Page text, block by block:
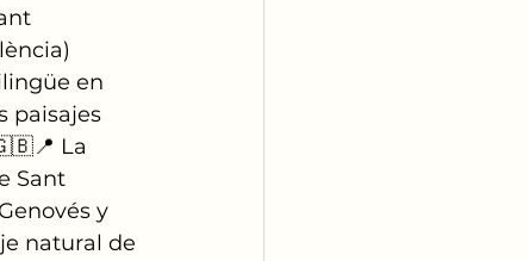
en
paisajes
La
Sant
y
natural de